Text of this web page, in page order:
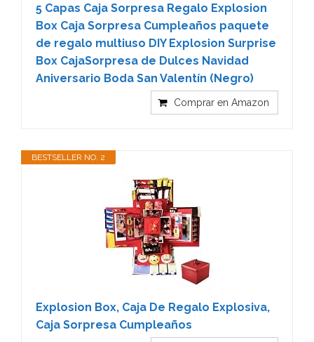
5 Capas Caja Sorpresa Regalo Explosion
Box Caja Sorpresa Cumpleaños paquete
de regalo multiuso DIY Explosion Surprise
Box CajaSorpresa de Dulces Navidad
Aniversario Boda San Valentín (Negro)
Comprar en Amazon
BESTSELLER NO. 2
Explosion Box, Caja De Regalo Explosiva,
Caja Sorpresa Cumpleaños